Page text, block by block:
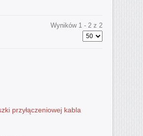
Wyników 1 - 2 z 2
przyłączeniowej kabla